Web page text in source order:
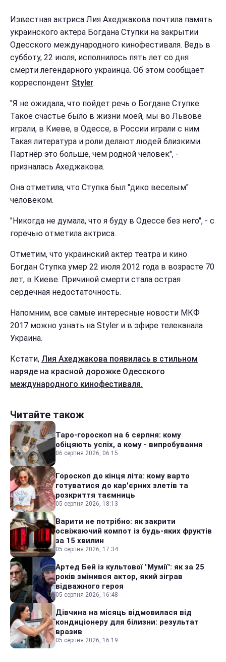
Известная актриса Лия Ахеджакова почтила память
украинского актера Богдана Ступки на закрытии
Одесского международного кинофестиваля. Ведь в
субботу, 22 июля, исполнилось пять лет со дня
смерти легендарного украинца. Об этом сообщает
корреспондент Styler.
"Я не ожидала, что пойдет речь о Богдане Ступке.
Такое счастье было в жизни моей, мы во Львове
играли, в Киеве, в Одессе, в России играли с ним.
Такая литература и роли делают людей близкими.
Партнёр это больше, чем родной человек", -
призналась Ахеджакова.
Она отметила, что Ступка был "дико веселым"
человеком.
"Никогда не думала, что я буду в Одессе без него", - с
горечью отметила актриса.
Отметим, что украинский актер театра и кино
Богдан Ступка умер 22 июля 2012 года в возрасте 70
лет, в Киеве. Причиной смерти стала острая
сердечная недостаточность.
Напомним, все самые интересные новости МКФ
2017 можно узнать на Styler и в эфире телеканала
Украина.
Кстати, Лия Ахеджакова появилась в стильном
наряде на красной дорожке Одесского
международного кинофестиваля.
Читайте також
Таро-гороскоп на 6 серпня: кому
обіцяють успіх, а кому - випробування
06 серпня 2026, 06:15
Гороскоп до кінця літа: кому варто
готуватися до кар'єрних злетів та
розкриття таємниць
05 серпня 2026, 18:13
Варити не потрібно: як закрити
освіжаючий компот із будь-яких фруктів
за 15 хвилин
05 серпня 2026, 17:34
Артед Бей із культової "Мумії": як за 25
років змінився актор, який зіграв
відважного героя
05 серпня 2026, 16:48
Дівчина на місяць відмовилася від
кондиціонеру для білизни: результат
вразив
05 серпня 2026, 16:19